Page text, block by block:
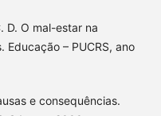
D. O mal-estar na
– PUCRS, ano
e consequências.